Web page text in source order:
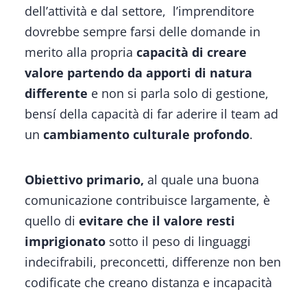
dell’attività e dal settore, l’imprenditore
dovrebbe sempre farsi delle domande in
merito alla propria capacità di creare
valore partendo da apporti di natura
differente e non si parla solo di gestione,
bensí della capacità di far aderire il team ad
un cambiamento culturale profondo.
Obiettivo primario, al quale una buona
comunicazione contribuisce largamente, è
quello di evitare che il valore resti
imprigionato sotto il peso di linguaggi
indecifrabili, preconcetti, differenze non ben
codificate che creano distanza e incapacità